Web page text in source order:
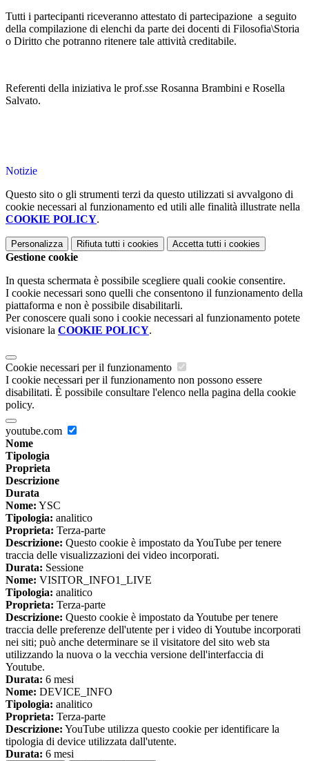
Tutti i partecipanti riceveranno attestato di partecipazione a seguito
della compilazione di elenchi da parte dei docenti di Filosofia\Storia
o Diritto che potranno ritenere tale attività creditabile.
Referenti della iniziativa le prof.sse Rosanna Brambini e Rosella
Salvato.
Notizie
Questo sito o gli strumenti terzi da questo utilizzati si avvalgono di
cookie necessari al funzionamento ed utili alle finalità illustrate nella
COOKIE POLICY.
Personalizza Rifiuta tutti i cookies Accetta tutti i cookies
Gestione cookie
In questa schermata è possibile scegliere quali cookie consentire.
I cookie necessari sono quelli che consentono il funzionamento della
piattaforma e non è possibile disabilitarli.
Per conoscere quali sono i cookie necessari al funzionamento potete
visionare la COOKIE POLICY.
Cookie necessari per il funzionamento
I cookie necessari per il funzionamento non possono essere
disabilitati. È possibile consultare l'elenco nella pagina della cookie
policy.
youtube.com
Nome
Tipologia
Proprieta
Descrizione
Durata
Nome: YSC
Tipologia: analitico
Proprieta: Terza-parte
Descrizione: Questo cookie è impostato da YouTube per tenere
traccia delle visualizzazioni dei video incorporati.
Durata: Sessione
Nome: VISITOR_INFO1_LIVE
Tipologia: analitico
Proprieta: Terza-parte
Descrizione: Questo cookie è impostato da Youtube per tenere
traccia delle preferenze dell'utente per i video di Youtube incorporati
nei siti; può anche determinare se il visitatore del sito web sta
utilizzando la nuova o la vecchia versione dell'interfaccia di
Youtube.
Durata: 6 mesi
Nome: DEVICE_INFO
Tipologia: analitico
Proprieta: Terza-parte
Descrizione: YouTube utilizza questo cookie per identificare la
tipologia di device utilizzata dall'utente.
Durata: 6 mesi